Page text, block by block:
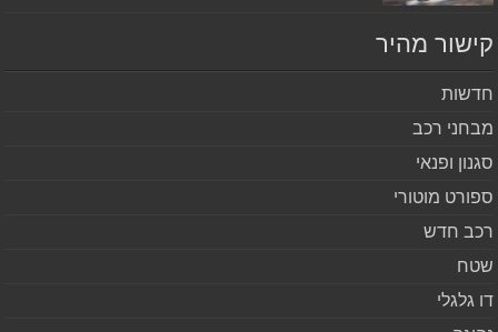
מהיר
רכב
ופנאי
מוטורי
חדש
גלגלי